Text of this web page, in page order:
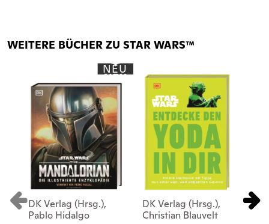
WEITERE BÜCHER ZU STAR WARS™
NEU
DK Verlag (Hrsg.),
Pablo Hidalgo
DK Verlag (Hrsg.),
Christian Blauvelt